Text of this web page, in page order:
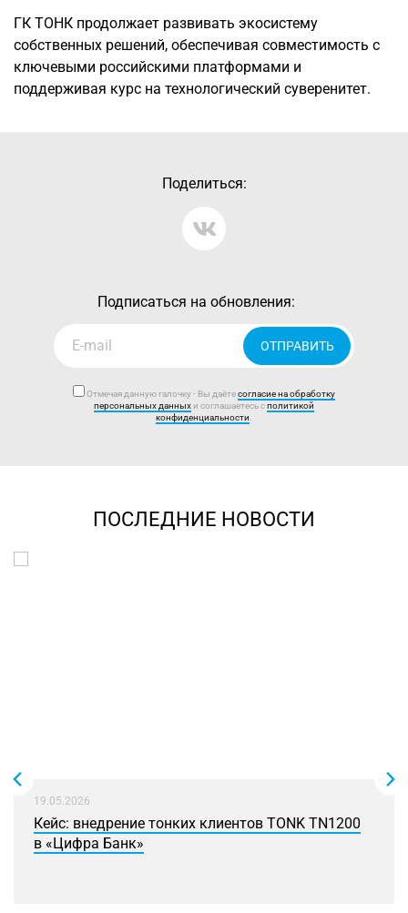
ГК ТОНК продолжает развивать экосистему
собственных решений, обеспечивая совместимость с
ключевыми российскими платформами и
поддерживая курс на технологический суверенитет.
Поделиться:
Подписаться на обновления:
ОТПРАВИТЬ
Отмечая данную галочку - Вы даётесогласие на обработку
персональных данных и соглашаетесь сполитикой
конфиденциальности
ПОСЛЕДНИЕ НОВОСТИ
19.05.2026
Кейс: внедрение тонких клиентов TONK TN1200
в «Цифра Банк»